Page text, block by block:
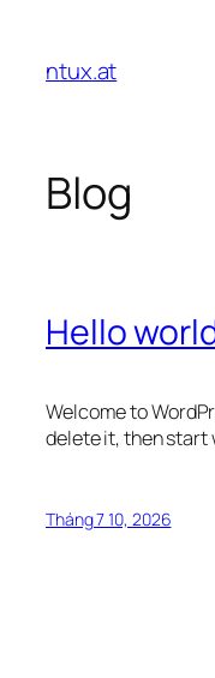
phầnntux.at
Blog
Hello
Welcome to
delete it, then start
Tháng 7 10, 2026